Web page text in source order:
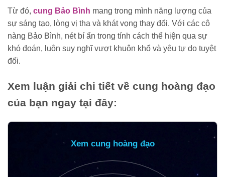
Từ đó, cung Bảo Bình mang trong mình năng lượng của
sự sáng tạo, lòng vị tha và khát vọng thay đổi. Với các cô
nàng Bảo Bình, nét bí ẩn trong tính cách thể hiện qua sự
khó đoán, luôn suy nghĩ vượt khuôn khổ và yêu tự do tuyệt
đối.
Xem luận giải chi tiết về cung hoàng đạo
của bạn ngay tại đây:
Xem cung hoàng đạo